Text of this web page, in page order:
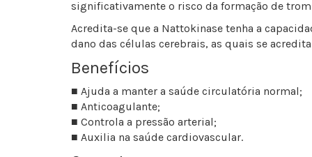
significativamente o risco da formação de
Acredita-se que a Nattokinase tenha a
dano das células cerebrais, as quais se
Benefícios
■ Ajuda a manter a saúde circulatória normal;
■ Anticoagulante;
■ Controla a pressão arterial;
■ Auxilia na saúde cardiovascular.